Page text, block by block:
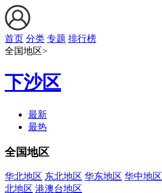
首页 分类 专题 排行榜
全国地区>
下沙区
最新
最热
全国地区
华北地区 东北地区 华东地区 华中地区
北地区 港澳台地区